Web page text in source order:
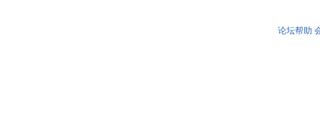
论坛帮助